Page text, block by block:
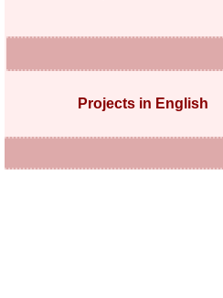
Projects in English